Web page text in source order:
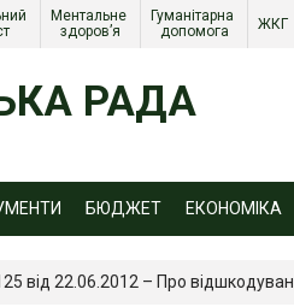
Ментальне
здоров’я
Гуманітарна
допомога
ЖКГ
РАДА
БЮДЖЕТ ЕКОНОМІКА
від 22.06.2012 – Про